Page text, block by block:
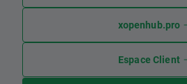
xopenhub.pro
Espace Client